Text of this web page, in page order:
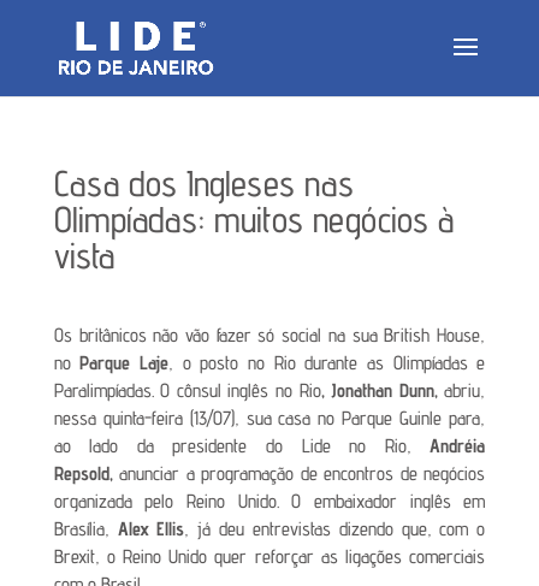
Casa dos Ingleses nas
Olimpíadas: muitos negócios à
vista
Os britânicos não vão fazer só social na sua British House,
noParque Laje, o posto no Rio durante as Olimpíadas e
Paralimpíadas. O cônsul inglês no Rio, Jonathan Dunn,abriu,
nessa quinta-feira (13/07), sua casa no Parque Guinle para,
ao lado da presidente do Lide no Rio, Andréia
Repsold,anunciar a programação de encontros de negócios
organizada pelo Reino Unido. O embaixador inglês em
Brasília, Alex Ellis, já deu entrevistas dizendo que, com o
Brexit, o Reino Unido quer reforçar as ligações comerciais